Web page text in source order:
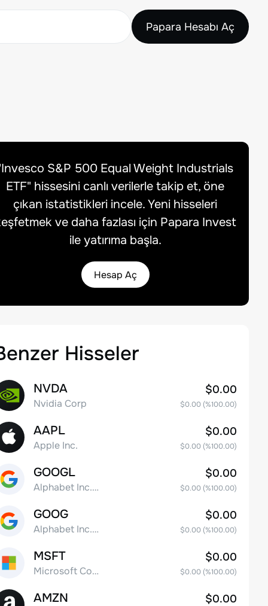
Papara Hesabı Aç
Invesco S&P 500 Equal Weight Industrials
ETF" hissesini canlı verilerle takip et, öne
çıkan istatistikleri incele. Yeni hisseleri
ve daha fazlası için Papara Invest
ile yatırıma başla.
Hesap Aç
Hisseler
NVDA
Nvidia Corp
$0.00
$0.00(%100.00)
AAPL
Apple Inc.
$0.00
$0.00(%100.00)
GOOGL
Alphabet Inc. Class A Common Stock
$0.00
$0.00(%100.00)
GOOG
Alphabet Inc. Class C Capital Stock
$0.00
$0.00(%100.00)
MSFT
Microsoft Corp
$0.00
$0.00(%100.00)
AMZN $0.00